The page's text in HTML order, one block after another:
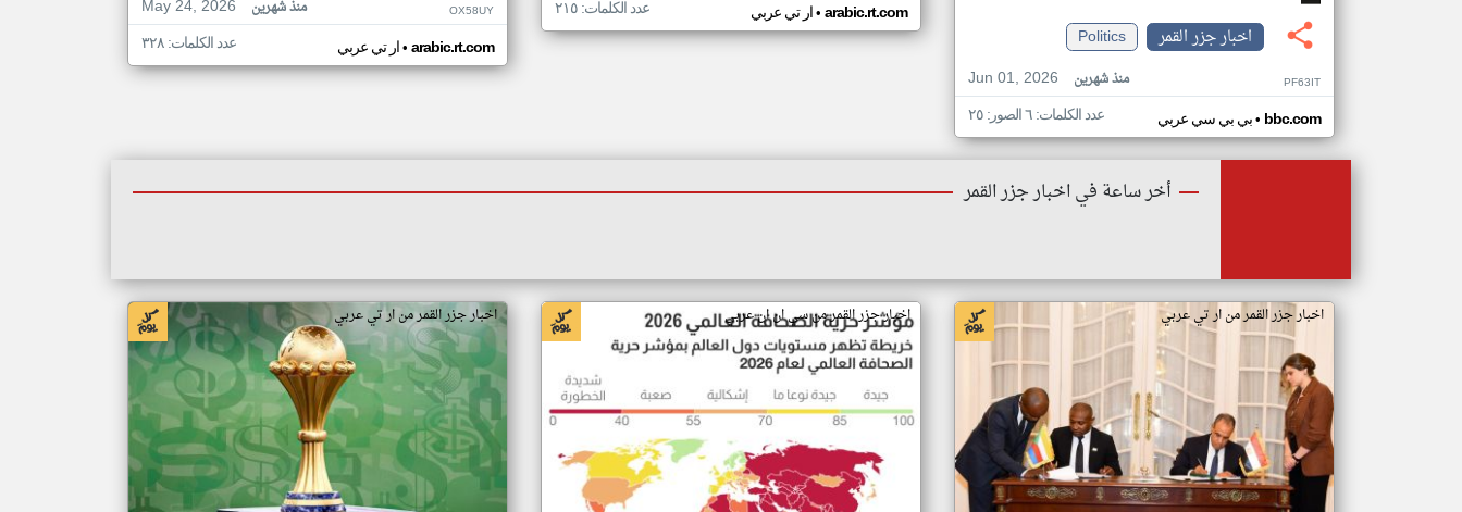
اخبار جزر القمر
Politics
Jun 01, 2026
منذ شهرين PF63IT
بي بي سي عربي• bbc.com عدد الكلمات: ٦ الصور: ٢٥
ار تي عربي• arabic.rt.com عدد الكلمات: ٢١٥
May 24, 2026
منذ شهرين OX58UY
ار تي عربي• arabic.rt.com عدد الكلمات: ٣٢٨
أخر ساعة في اخبار جزر القمر
اخبار جزر القمر من ار تي عربي اخبار جزر القمر من سي ان ان عربي اخبار جزر القمر من ار تي عربي